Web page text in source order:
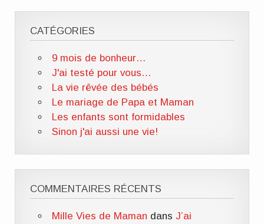
CATÉGORIES
9 mois de bonheur…
J'ai testé pour vous…
La vie rêvée des bébés
Le mariage de Papa et Maman
Les enfants sont formidables
Sinon j'ai aussi une vie!
COMMENTAIRES RÉCENTS
Mille Vies de Maman dans J’ai